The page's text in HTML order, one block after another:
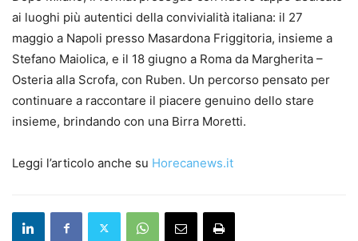
ai luoghi più autentici della convivialità italiana: il 27
maggio a Napoli presso Masardona Friggitoria, insieme a
Stefano Maiolica, e il 18 giugno a Roma da Margherita –
Osteria alla Scrofa, con Ruben. Un percorso pensato per
continuare a raccontare il piacere genuino dello stare
insieme, brindando con una Birra Moretti.
Leggi l’articolo anche su Horecanews.it